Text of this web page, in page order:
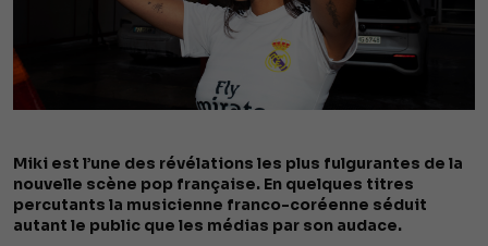
Miki est l’une des révélations les plus fulgurantes de la
nouvelle scène pop française. En quelques titres
percutants la musicienne franco-coréenne séduit
autant le public que les médias par son audace.